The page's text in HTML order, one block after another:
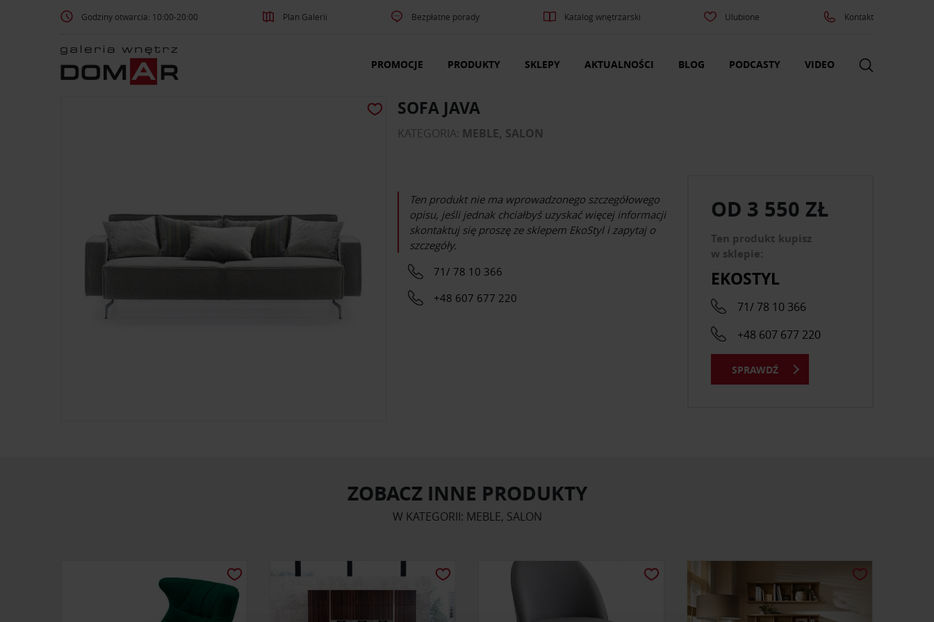
Godziny otwarcia: 10:00-20:00 Plan Galerii Bezpłatne porady Katalog wnętrzarski Ulubione Kontakt
PROMOCJE PRODUKTY SKLEPY AKTUALNOŚCI BLOG PODCASTY VIDEO
SOFA JAVA
KATEGORIA: MEBLE, SALON
Ten produkt nie ma wprowadzonego szczegółowego
opisu, jeśli jednak chciałbyś uzyskać więcej informacji
skontaktuj się proszę ze sklepem EkoStyli zapytaj o
szczegóły.
71/ 78 10 366
+48 607 677 220
OD 3 550 ZŁ
Ten produkt kupisz
w sklepie:
EKOSTYL
71/ 78 10 366
+48 607 677 220
SPRAWDŹ
ZOBACZ INNE PRODUKTY
W KATEGORII: MEBLE, SALON